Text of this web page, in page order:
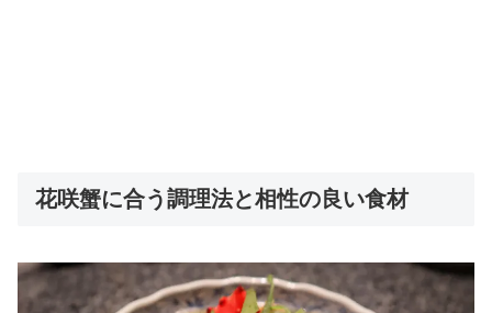
花咲蟹に合う調理法と相性の良い食材